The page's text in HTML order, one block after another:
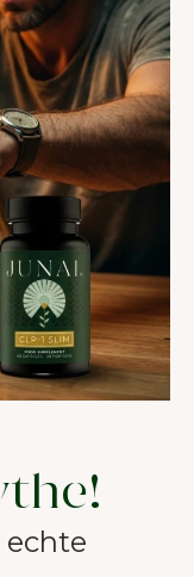
echte